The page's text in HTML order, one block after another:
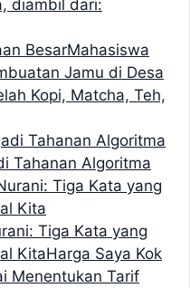
BesarMahasiswa
Jamu di Desa
Kopi, Matcha, Teh,
Tahanan Algoritma
Tiga Kata yang
KitaHarga Saya Kok
Menentukan Tarif